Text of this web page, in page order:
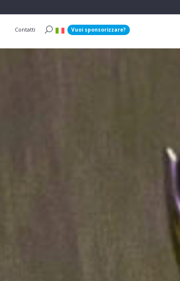
Contatti Vuoi sponsorizzare?